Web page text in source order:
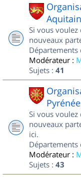
Si vous
nouveaux
Départements
Modérateur :
Sujets : 41
Si vous
nouveaux
ici.
Départements
Modérateur :
Sujets : 43